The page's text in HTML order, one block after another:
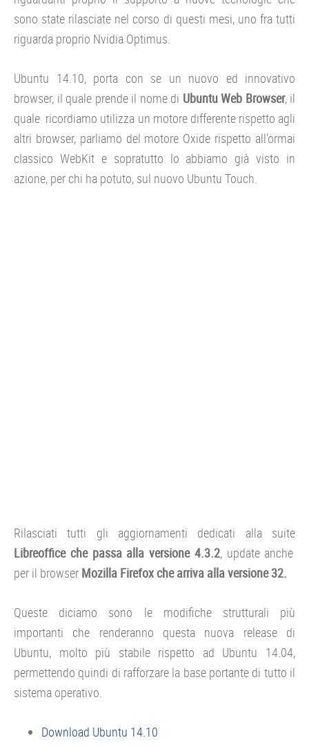
sono state rilasciate nel corso di questi mesi, uno fra tutti
riguarda proprio Nvidia Optimus.
Ubuntu 14.10, porta con se un nuovo ed innovativo
browser, il quale prende il nome di Ubuntu Web Browser, il
quale ricordiamo utilizza un motore differente rispetto agli
altri browser, parliamo del motore Oxide rispetto all’ormai
classico WebKit e sopratutto lo abbiamo già visto in
azione, per chi ha potuto, sul nuovo Ubuntu Touch.
Rilasciati tutti gli aggiornamenti dedicati alla suite
Libreoffice che passa alla versione 4.3.2, update anche
per il browser Mozilla Firefox che arriva alla versione 32.
Queste diciamo sono le modifiche strutturali più
importanti che renderanno questa nuova release di
Ubuntu, molto più stabile rispetto ad Ubuntu 14.04,
permettendo quindi di rafforzare la base portante di tutto il
sistema operativo.
Download Ubuntu 14.10